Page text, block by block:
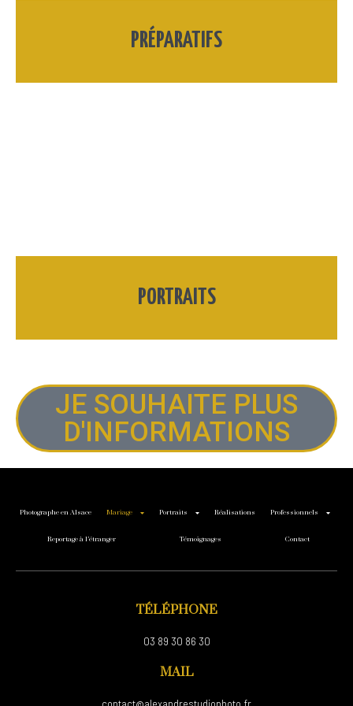
PRÉPARATIFS
PORTRAITS
JE SOUHAITE PLUS
D'INFORMATIONS
Photographe en Alsace Mariage Portraits Réalisations Professionnels
Reportage à l’étranger Témoignages Contact
TÉLÉPHONE
03 89 30 86 30
MAIL